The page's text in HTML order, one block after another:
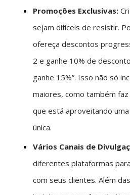
Promoções Exclusivas:
sejam difíceis de resistir.
ofereça descontos
2 e ganhe 10% de
ganhe 15%”. Isso não só
maiores, como também
que está aproveitando
única.
Vários Canais de
diferentes plataformas
com seus clientes. Além